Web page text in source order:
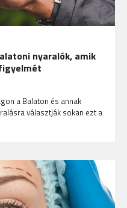
nyaralók, amik
a Balaton és annak
választják sokan ezt a